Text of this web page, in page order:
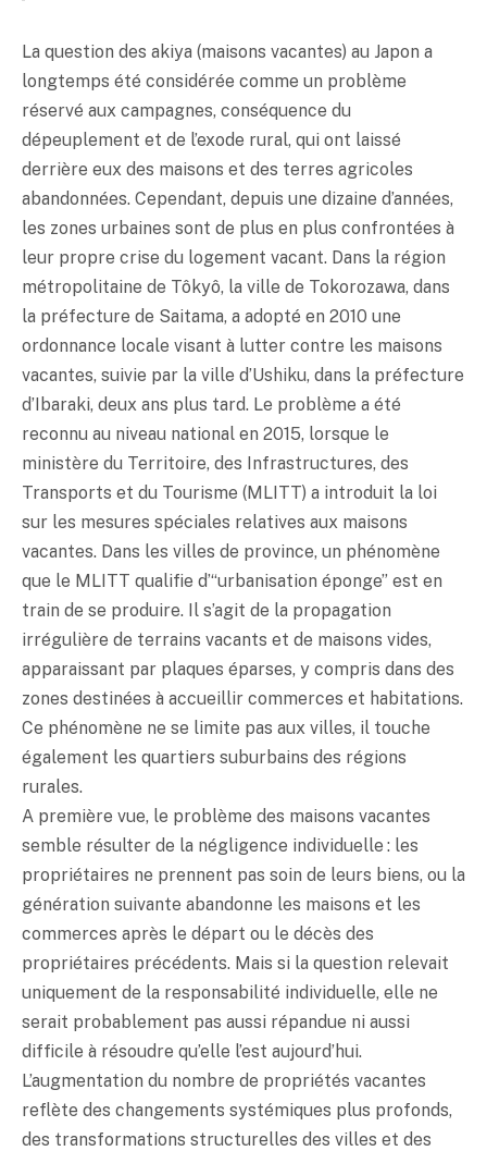
La question des akiya (maisons vacantes) au Japon a
longtemps été considérée comme un problème
réservé aux campagnes, conséquence du
dépeuplement et de l’exode rural, qui ont laissé
derrière eux des maisons et des terres agricoles
abandonnées. Cependant, depuis une dizaine d’années,
les zones urbaines sont de plus en plus confrontées à
leur propre crise du logement vacant. Dans la région
métropolitaine de Tôkyô, la ville de Tokorozawa, dans
la préfecture de Saitama, a adopté en 2010 une
ordonnance locale visant à lutter contre les maisons
vacantes, suivie par la ville d’Ushiku, dans la préfecture
d’Ibaraki, deux ans plus tard. Le problème a été
reconnu au niveau national en 2015, lorsque le
ministère du Territoire, des Infrastructures, des
Transports et du Tourisme (MLITT) a introduit la loi
sur les mesures spéciales relatives aux maisons
vacantes. Dans les villes de province, un phénomène
que le MLITT qualifie d’“urbanisation éponge” est en
train de se produire. Il s’agit de la propagation
irrégulière de terrains vacants et de maisons vides,
apparaissant par plaques éparses, y compris dans des
zones destinées à accueillir commerces et habitations.
Ce phénomène ne se limite pas aux villes, il touche
également les quartiers suburbains des régions
rurales.
A première vue, le problème des maisons vacantes
semble résulter de la négligence individuelle : les
propriétaires ne prennent pas soin de leurs biens, ou la
génération suivante abandonne les maisons et les
commerces après le départ ou le décès des
propriétaires précédents. Mais si la question relevait
uniquement de la responsabilité individuelle, elle ne
serait probablement pas aussi répandue ni aussi
difficile à résoudre qu’elle l’est aujourd’hui.
L’augmentation du nombre de propriétés vacantes
reflète des changements systémiques plus profonds,
des transformations structurelles des villes et des